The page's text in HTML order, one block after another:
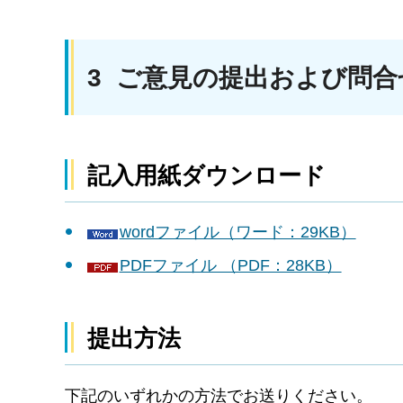
3 ご意見の提出および問合
記入用紙ダウンロード
wordファイル（ワード：29KB）
PDFファイル （PDF：28KB）
提出方法
下記のいずれかの方法でお送りください。